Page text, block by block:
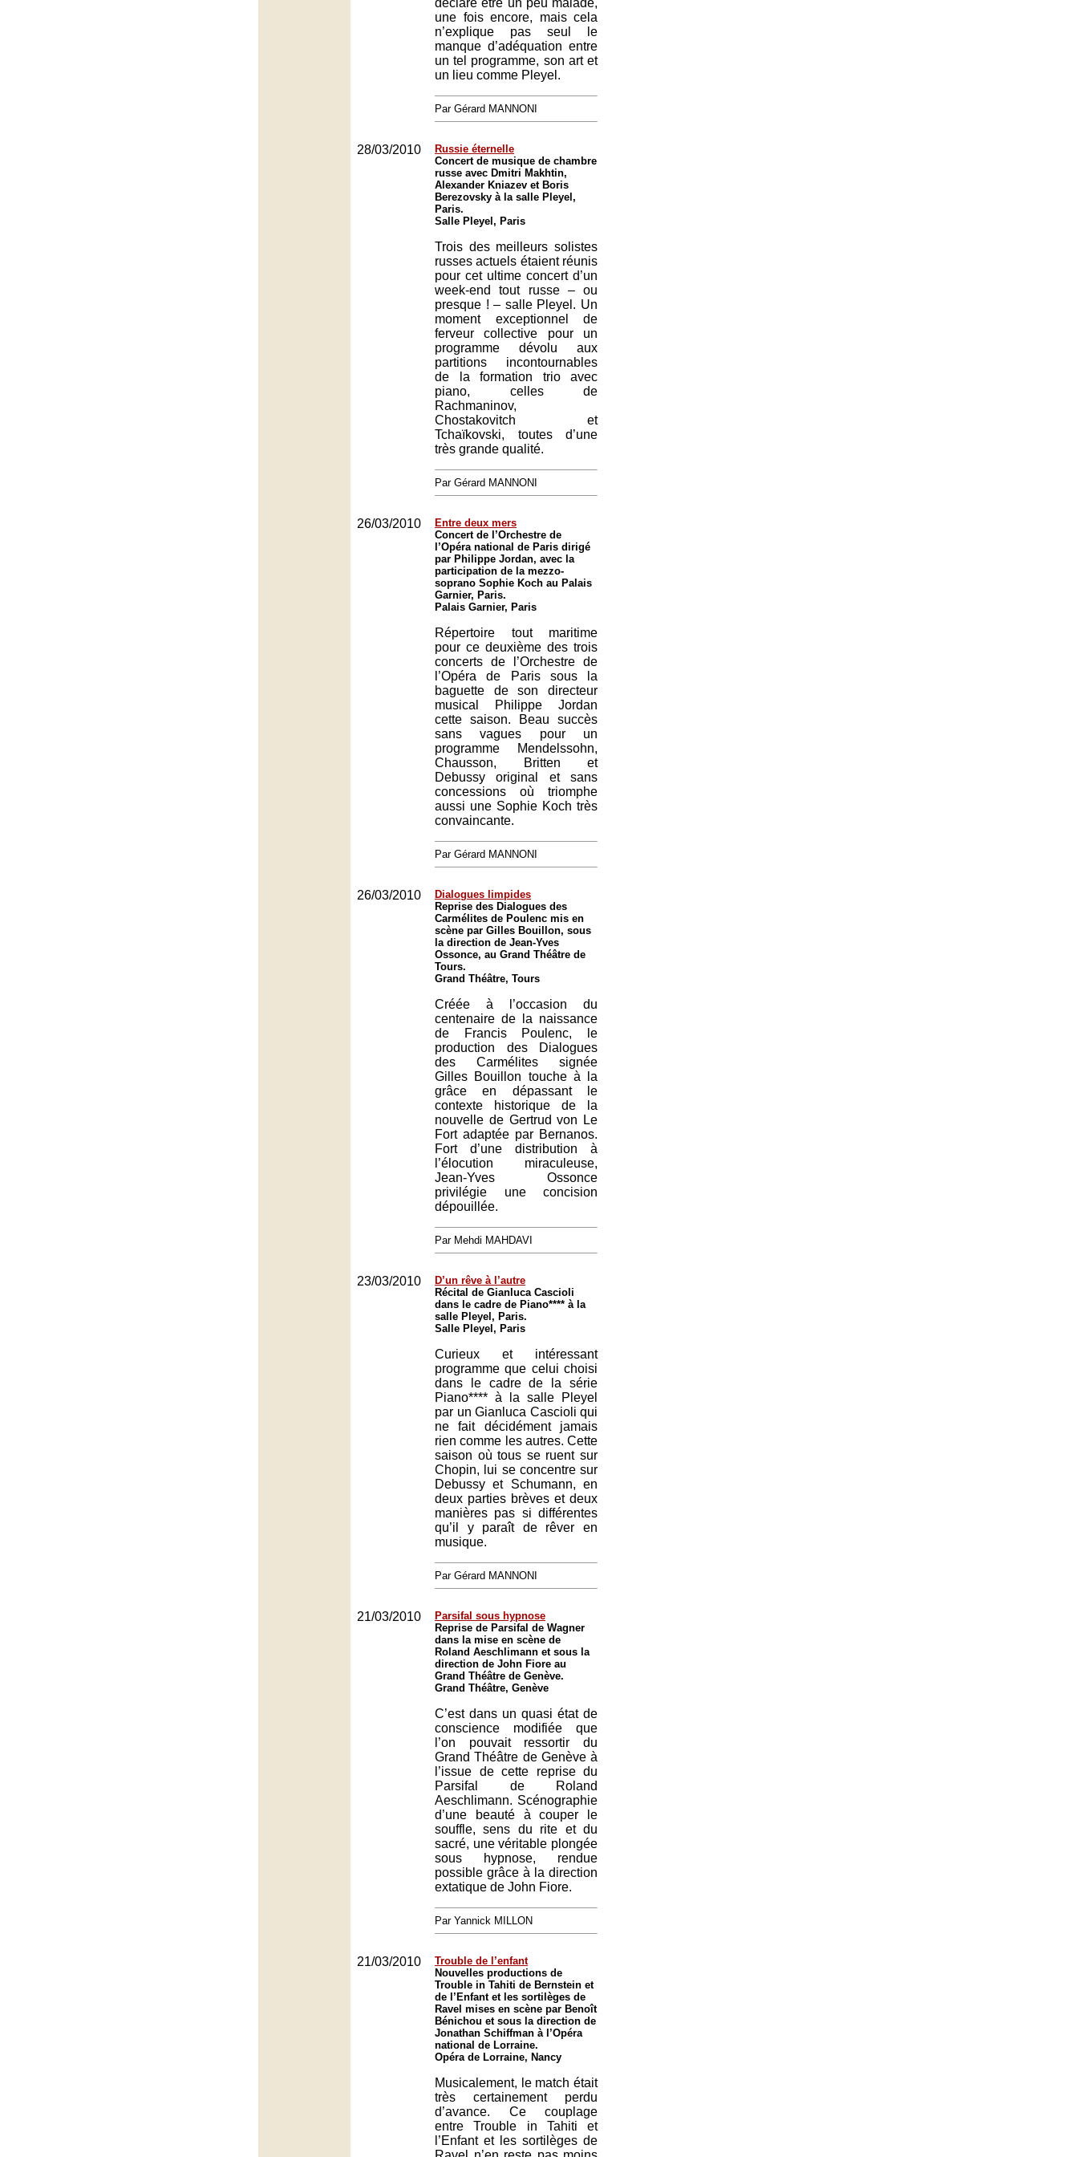
déclaré être un peu malade,
une fois encore, mais cela
n’explique pas seul le
manque d’adéquation entre
un tel programme, son art et
un lieu comme Pleyel.
Par Gérard MANNONI
28/03/2010
Russie éternelle
Concert de musique de chambre
russe avec Dmitri Makhtin,
Alexander Kniazev et Boris
Berezovsky à la salle Pleyel,
Paris.
Salle Pleyel, Paris
Trois des meilleurs solistes
russes actuels étaient réunis
pour cet ultime concert d’un
week-end tout russe – ou
presque ! – salle Pleyel. Un
moment exceptionnel de
ferveur collective pour un
programme dévolu aux
partitions incontournables
de la formation trio avec
piano, celles de
Rachmaninov,
Chostakovitch et
Tchaïkovski, toutes d’une
très grande qualité.
Par Gérard MANNONI
26/03/2010
Entre deux mers
Concert de l’Orchestre de
l’Opéra national de Paris dirigé
par Philippe Jordan, avec la
participation de la mezzo-
soprano Sophie Koch au Palais
Garnier, Paris.
Palais Garnier, Paris
Répertoire tout maritime
pour ce deuxième des trois
concerts de l’Orchestre de
l’Opéra de Paris sous la
baguette de son directeur
musical Philippe Jordan
cette saison. Beau succès
sans vagues pour un
programme Mendelssohn,
Chausson, Britten et
Debussy original et sans
concessions où triomphe
aussi une Sophie Koch très
convaincante.
Par Gérard MANNONI
26/03/2010
Dialogues limpides
Reprise des Dialogues des
Carmélites de Poulenc mis en
scène par Gilles Bouillon, sous
la direction de Jean-Yves
Ossonce, au Grand Théâtre de
Tours.
Grand Théâtre, Tours
Créée à l’occasion du
centenaire de la naissance
de Francis Poulenc, le
production des Dialogues
des Carmélites signée
Gilles Bouillon touche à la
grâce en dépassant le
contexte historique de la
nouvelle de Gertrud von Le
Fort adaptée par Bernanos.
Fort d’une distribution à
l’élocution miraculeuse,
Jean-Yves Ossonce
privilégie une concision
dépouillée.
Par Mehdi MAHDAVI
23/03/2010
D’un rêve à l’autre
Récital de Gianluca Cascioli
dans le cadre de Piano**** à la
salle Pleyel, Paris.
Salle Pleyel, Paris
Curieux et intéressant
programme que celui choisi
dans le cadre de la série
Piano**** à la salle Pleyel
par un Gianluca Cascioli qui
ne fait décidément jamais
rien comme les autres. Cette
saison où tous se ruent sur
Chopin, lui se concentre sur
Debussy et Schumann, en
deux parties brèves et deux
manières pas si différentes
qu’il y paraît de rêver en
musique.
Par Gérard MANNONI
21/03/2010
Parsifal sous hypnose
Reprise de Parsifal de Wagner
dans la mise en scène de
Roland Aeschlimann et sous la
direction de John Fiore au
Grand Théâtre de Genève.
Grand Théâtre, Genève
C’est dans un quasi état de
conscience modifiée que
l’on pouvait ressortir du
Grand Théâtre de Genève à
l’issue de cette reprise du
Parsifal de Roland
Aeschlimann. Scénographie
d’une beauté à couper le
souffle, sens du rite et du
sacré, une véritable plongée
sous hypnose, rendue
possible grâce à la direction
extatique de John Fiore.
Par Yannick MILLON
21/03/2010
Trouble de l’enfant
Nouvelles productions de
Trouble in Tahiti de Bernstein et
de l’Enfant et les sortilèges de
Ravel mises en scène par Benoît
Bénichou et sous la direction de
Jonathan Schiffman à l’Opéra
national de Lorraine.
Opéra de Lorraine, Nancy
Musicalement, le match était
très certainement perdu
d’avance. Ce couplage
entre Trouble in Tahiti et
l’Enfant et les sortilèges de